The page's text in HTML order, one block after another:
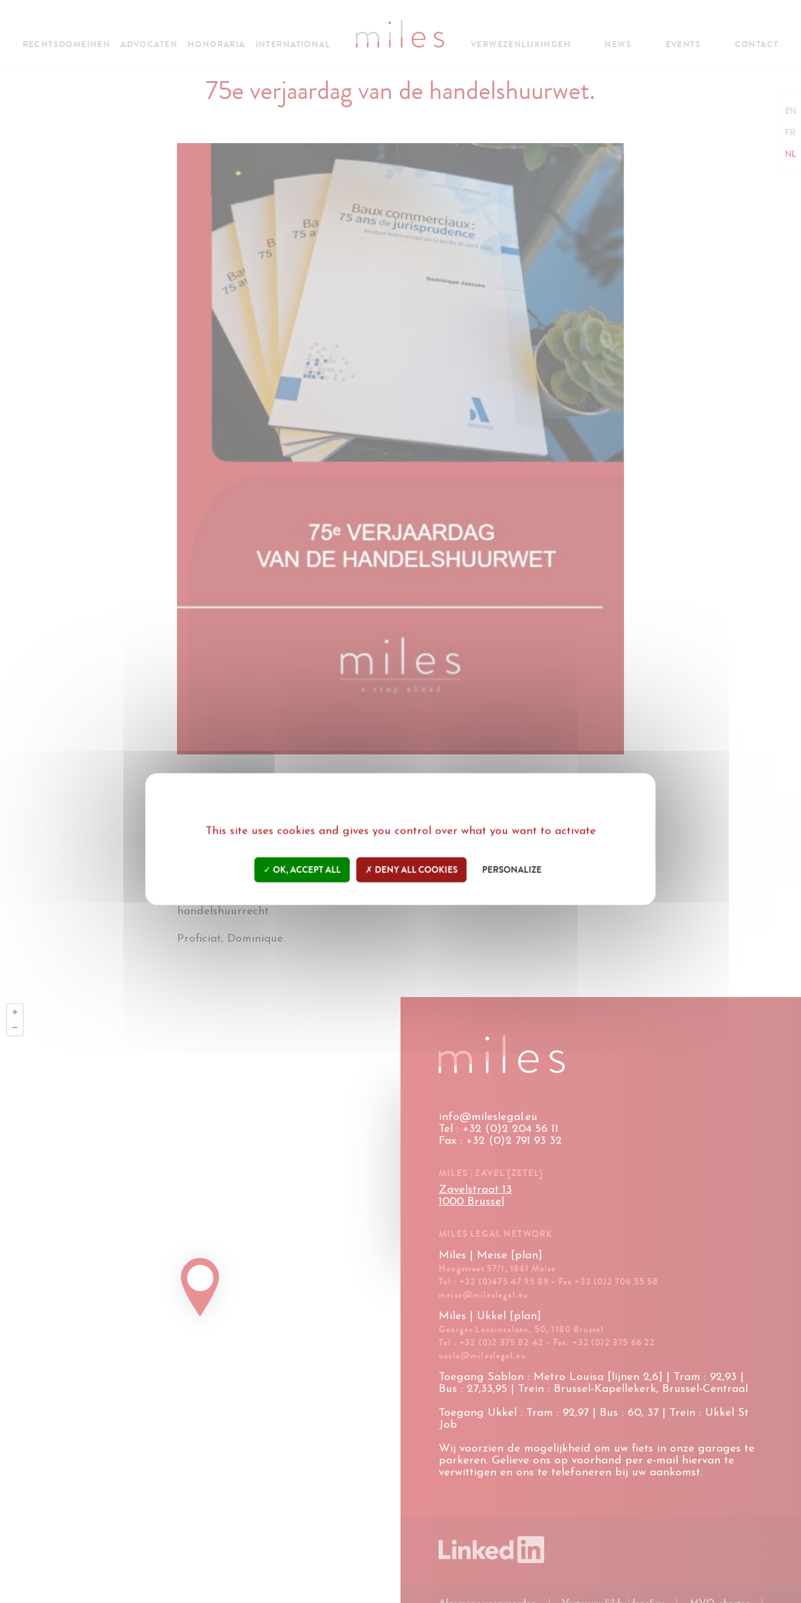
RECHTSDOMEINEN ADVOCATEN HONORARIA INTERNATIONAL VERWEZENLIJKINGEN NEWS EVENTS CONTACT
EN
FR
NL
75e verjaardag van de handelshuurwet.
samenhang worden geanalyseerd, ondersteund door praktijkervaring en recente
De benadering is helder en analytisch.
handelshuurrecht.
Proficiat, Dominique.
info@mileslegal.eu
Tel : +32 (0)2 204 56 11
Fax : +32 (0)2 791 93 32
MILES | ZAVEL [ZETEL]
Zavelstraat 13
1000 Brussel
MILES LEGAL NETWORK
Miles | Meise [plan]
Hoogstraat 57/1, 1861 Meise
Tel : +32 (0)475 47 95 89 - Fax +32 (0)2 706 55 58
meise@mileslegal.eu
Miles | Ukkel [plan]
Georges Lecointelaan, 50, 1180 Brussel
Tel : +32 (0)2 375 82 42 - Fax: +32 (0)2 375 66 22
uccle@mileslegal.eu
Toegang Sablon : Metro Louisa [lijnen 2,6] | Tram : 92,93 |
Bus : 27,33,95 | Trein : Brussel-Kapellekerk, Brussel-Centraal
Toegang Ukkel : Tram : 92,97 | Bus : 60, 37 | Trein : Ukkel St
Job
Wij voorzien de mogelijkheid om uw fiets in onze garages te
parkeren. Gelieve ons op voorhand per e-mail hiervan te
verwittigen en ons te telefoneren bij uw aankomst.
This site uses cookies and gives you control over what you want to activate
OK, ACCEPT ALL DENY ALL COOKIES PERSONALIZE